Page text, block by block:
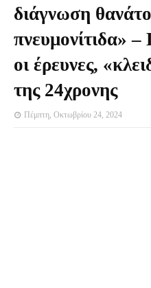
διάγνωση
πνευμονίτιδα» –
οι έρευνες,
της 24χρονης
Πέμπτη, Οκτωβρίου 24, 2024